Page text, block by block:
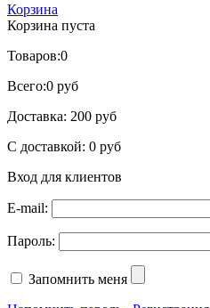
Корзина
Корзина пуста
Товаров:0
Всего:0 руб
Доставка: 200 руб
С доставкой: 0 руб
Вход для клиентов
E-mail:
Пароль:
Запомнить меня